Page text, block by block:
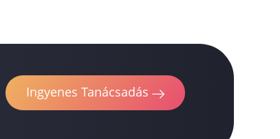
Ingyenes Tanácsadás